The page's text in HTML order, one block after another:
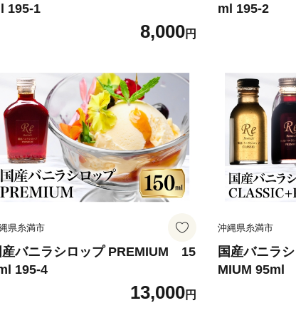
195-1
8,000円
ml 195-2
県糸満市
産バニラシロップ PREMIUM 15
195-4
13,000円
沖縄県糸満市
国産バニラ
MIUM 95ml